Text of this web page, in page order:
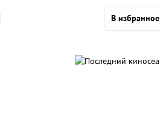
В избранное